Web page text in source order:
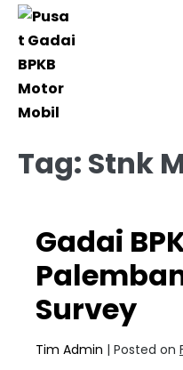
Tag: Stnk
Gadai
Survey
Tim Admin | Posted on